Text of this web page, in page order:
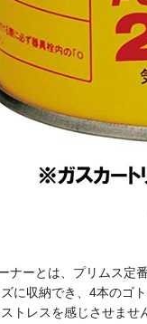
ナーとは、プリムス定
に収納でき、4本のゴ
トレスを感じさせま